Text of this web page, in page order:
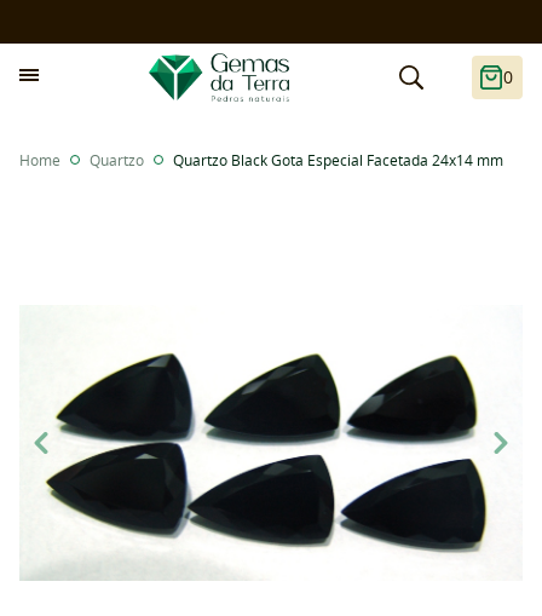
0
Home Quartzo Quartzo Black Gota Especial Facetada 24x14 mm